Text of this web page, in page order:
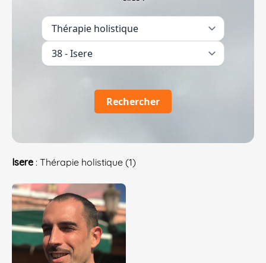
Rechercher
Isere : Thérapie holistique (1)